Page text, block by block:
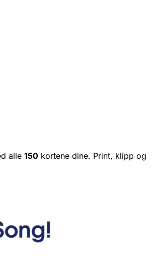
alle 150 kortene dine. Print, klipp og